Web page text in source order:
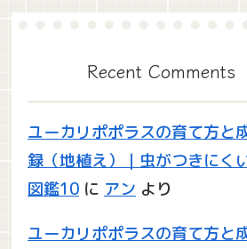
Recent Comments
ユーカリポポラスの育て方と
録（地植え）｜虫がつきにく
図鑑10 に アン より
ユーカリポポラスの育て方と